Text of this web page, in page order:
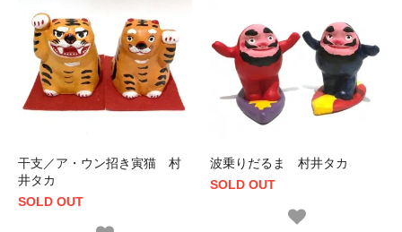
干支／ア・ウン招き寅猫 村
井タカ
SOLD OUT
波乗りだるま 村井タカ
SOLD OUT